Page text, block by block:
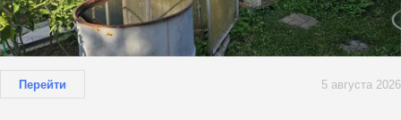
Перейти 5 августа 2026